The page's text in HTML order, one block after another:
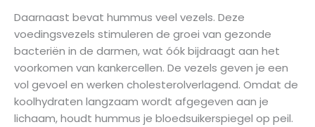
Daarnaast bevat hummus veel vezels. Deze
voedingsvezels stimuleren de groei van gezonde
bacteriën in de darmen, wat óók bijdraagt aan het
voorkomen van kankercellen. De vezels geven je een
vol gevoel en werken cholesterolverlagend. Omdat de
koolhydraten langzaam wordt afgegeven aan je
lichaam, houdt hummus je bloedsuikerspiegel op peil.